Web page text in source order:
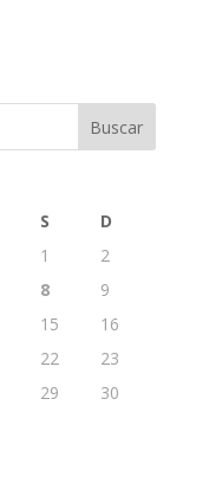
Buscar
S
D
1
2
8
9
15
16
22
23
29
30